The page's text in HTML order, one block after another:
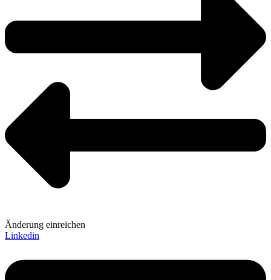
Änderung einreichen
Linkedin